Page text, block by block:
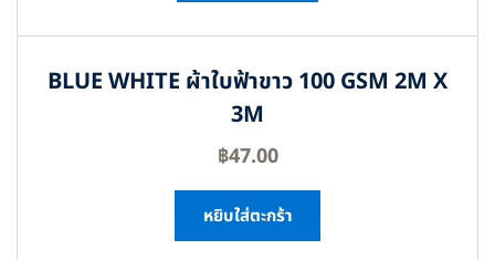
BLUE WHITE ผ้าใบฟ้าขาว 100 GSM 2M X
3M
฿47.00
หยิบใส่ตะกร้า